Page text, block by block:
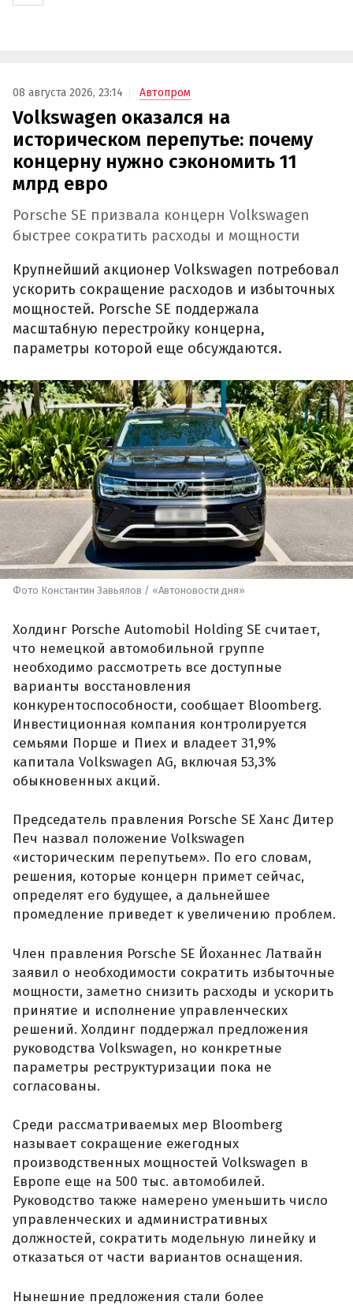
08 августа 2026, 23:14 Автопром
Volkswagen оказался на
историческом перепутье: почему
концерну нужно сэкономить 11
млрд евро
Porsche SE призвала концерн Volkswagen
быстрее сократить расходы и мощности
Крупнейший акционер Volkswagen потребовал
ускорить сокращение расходов и избыточных
мощностей. Porsche SE поддержала
масштабную перестройку концерна,
параметры которой еще обсуждаются.
Фото Константин Завьялов / «Автоновости дня»
Холдинг Porsche Automobil Holding SE считает,
что немецкой автомобильной группе
необходимо рассмотреть все доступные
варианты восстановления
конкурентоспособности, сообщает Bloomberg.
Инвестиционная компания контролируется
семьями Порше и Пиех и владеет 31,9%
капитала Volkswagen AG, включая 53,3%
обыкновенных акций.
Председатель правления Porsche SE Ханс Дитер
Печ назвал положение Volkswagen
«историческим перепутьем». По его словам,
решения, которые концерн примет сейчас,
определят его будущее, а дальнейшее
промедление приведет к увеличению проблем.
Член правления Porsche SE Йоханнес Латвайн
заявил о необходимости сократить избыточные
мощности, заметно снизить расходы и ускорить
принятие и исполнение управленческих
решений. Холдинг поддержал предложения
руководства Volkswagen, но конкретные
параметры реструктуризации пока не
согласованы.
Среди рассматриваемых мер Bloomberg
называет сокращение ежегодных
производственных мощностей Volkswagen в
Европе еще на 500 тыс. автомобилей.
Руководство также намерено уменьшить число
управленческих и административных
должностей, сократить модельную линейку и
отказаться от части вариантов оснащения.
Нынешние предложения стали более